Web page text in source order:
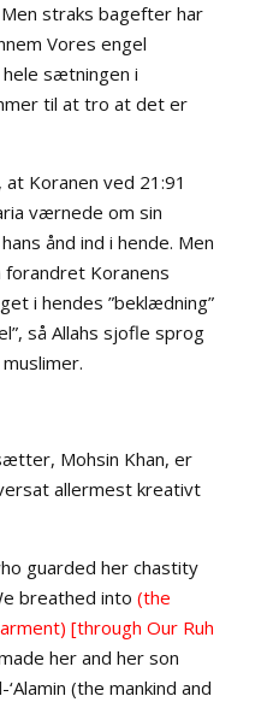
straks bagefter har
Vores engel
hele sætningen i
til at tro at det er
Koranen ved 21:91
værnede om sin
ånd ind i hende. Men
Koranens
i hendes ”beklædning”
så Allahs sjofle sprog
Mohsin Khan, er
allermest kreativt
guarded her chastity
breathed into (the
[through Our Ruh
her and her son
(the mankind and